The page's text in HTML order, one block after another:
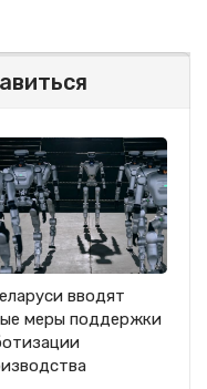
вводят
меры поддержки